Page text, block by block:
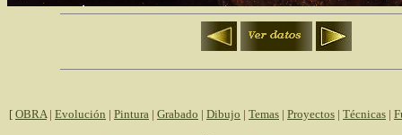
[ OBRA| Evolución | Pintura | Grabado | Dibujo | Temas | Proyectos | Técnicas |